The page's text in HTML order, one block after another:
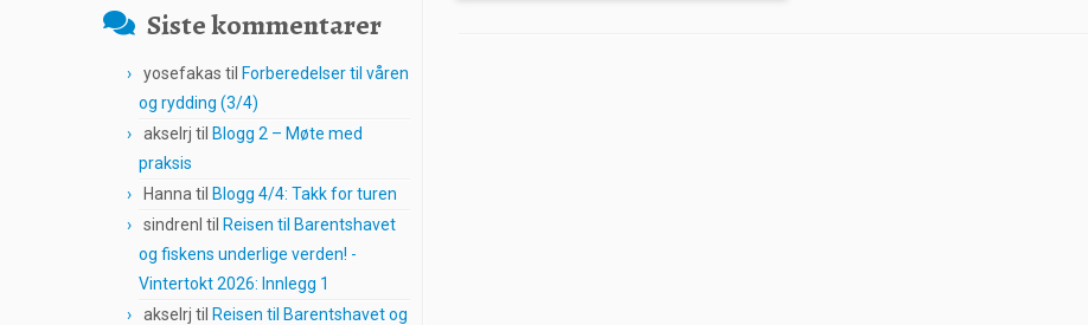
Siste kommentarer
yosefakas til Forberedelser til våren
og rydding (3/4)
akselrj til Blogg 2 – Møte med
praksis
Hanna til Blogg 4/4: Takk for turen
sindrenl til Reisen til Barentshavet
og fiskens underlige verden! -
Vintertokt 2026: Innlegg 1
akselrj til Reisen til Barentshavet og